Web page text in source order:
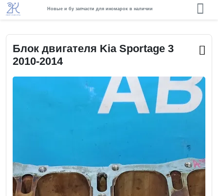
Новые и бу запчасти для иномарок в наличии
Блок двигателя Kia Sportage 3
2010-2014